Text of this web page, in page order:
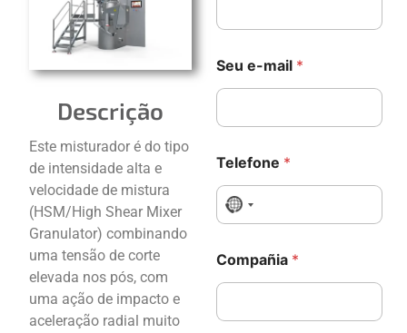
Descrição
Este misturador é do tipo
de intensidade alta e
velocidade de mistura
(HSM/High Shear Mixer
Granulator) combinando
uma tensão de corte
elevada nos pós, com
uma ação de impacto e
aceleração radial muito
a
l
*
a
í
e
m
a
i
T
l
f
o
Seu e-mail *
Telefone *
No country selected
Compañia *